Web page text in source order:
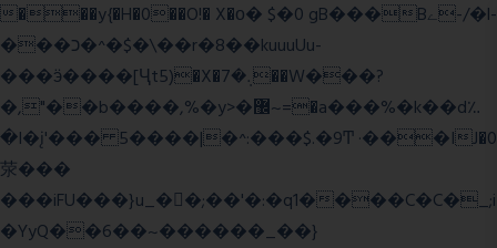
���y{�H�0��O!� X�о� $�0 gB���Bے-/�l-
���כ�^�$�\��r�8��kuuuUu-
���ӭ����[Ҷt5)�X�܉�7��W���?
�,"��b����,%�y>�޼~=�a���%�k��d؉
�I�į'��� 5����|�^:���$.�9Ͳ ·���IJ�0
荥���
���iFU���}u_��;��'�:�q1����C�C�_;i
�YyQ��6��~������_��}